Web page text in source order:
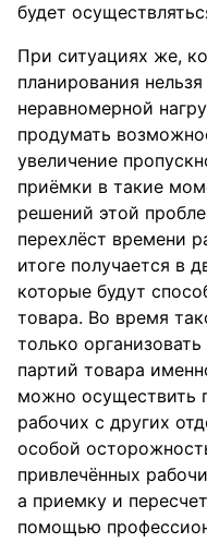
будет
При ситуациях же,
планирования
неравномерной
продумать
увеличение
приёмки в такие
решений этой
перехлёст времени
итоге получается в
которые будут
товара. Во время
только
партий товара
можно осуществить
рабочих с других
особой
привлечённых
а приемку и
помощью